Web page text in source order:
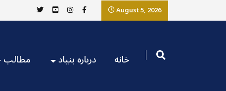
August 5, 2026
مطالب درباره بنیاد خانه